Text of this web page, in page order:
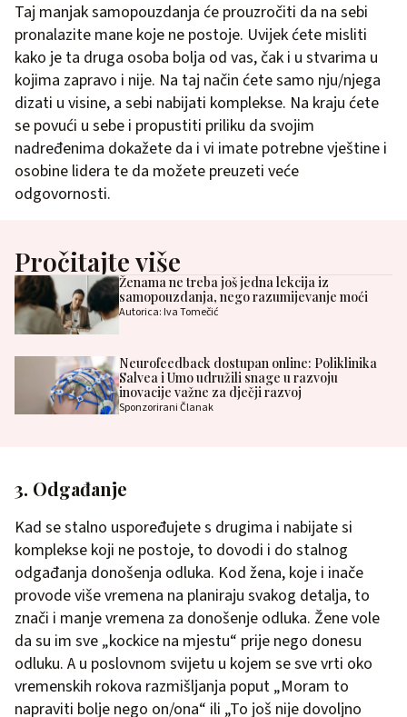
Taj manjak samopouzdanja će prouzročiti da na sebi
pronalazite mane koje ne postoje. Uvijek ćete misliti
kako je ta druga osoba bolja od vas, čak i u stvarima u
kojima zapravo i nije. Na taj način ćete samo nju/njega
dizati u visine, a sebi nabijati komplekse. Na kraju ćete
se povući u sebe i propustiti priliku da svojim
nadređenima dokažete da i vi imate potrebne vještine i
osobine lidera te da možete preuzeti veće
odgovornosti.
Pročitajte više
Ženama ne treba još jedna lekcija iz
samopouzdanja, nego razumijevanje moći
Autorica: Iva Tomečić
Neurofeedback dostupan online: Poliklinika
Salvea i Umo udružili snage u razvoju
inovacije važne za dječji razvoj
Sponzorirani Članak
3. Odgađanje
Kad se stalno uspoređujete s drugima i nabijate si
komplekse koji ne postoje, to dovodi i do stalnog
odgađanja donošenja odluka. Kod žena, koje i inače
provode više vremena na planiraju svakog detalja, to
znači i manje vremena za donošenje odluka. Žene vole
da su im sve „kockice na mjestu“ prije nego donesu
odluku. A u poslovnom svijetu u kojem se sve vrti oko
vremenskih rokova razmišljanja poput „Moram to
napraviti bolje nego on/ona“ ili „To još nije dovoljno